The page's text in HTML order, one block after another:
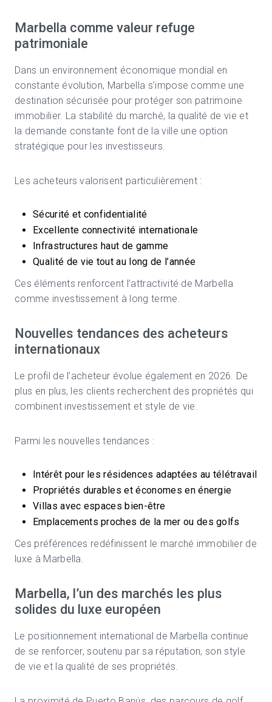
Marbella comme valeur refuge
patrimoniale
Dans un environnement économique mondial en
constante évolution, Marbella s’impose comme une
destination sécurisée pour protéger son patrimoine
immobilier. La stabilité du marché, la qualité de vie et
la demande constante font de la ville une option
stratégique pour les investisseurs.
Les acheteurs valorisent particulièrement :
Sécurité et confidentialité
Excellente connectivité internationale
Infrastructures haut de gamme
Qualité de vie tout au long de l’année
Ces éléments renforcent l’attractivité de Marbella
comme investissement à long terme.
Nouvelles tendances des acheteurs
internationaux
Le profil de l’acheteur évolue également en 2026. De
plus en plus, les clients recherchent des propriétés qui
combinent investissement et style de vie.
Parmi les nouvelles tendances :
Intérêt pour les résidences adaptées au télétravail
Propriétés durables et économes en énergie
Villas avec espaces bien-être
Emplacements proches de la mer ou des golfs
Ces préférences redéfinissent le marché immobilier de
luxe à Marbella.
Marbella, l’un des marchés les plus
solides du luxe européen
Le positionnement international de Marbella continue
de se renforcer, soutenu par sa réputation, son style
de vie et la qualité de ses propriétés.